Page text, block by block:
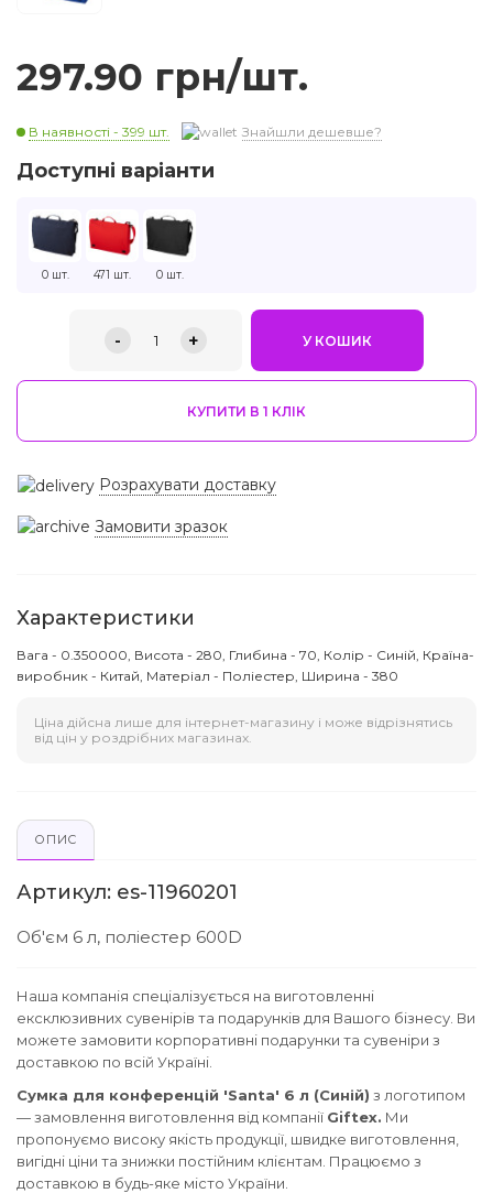
297.90 грн/шт.
В наявності - 399 шт. Знайшли дешевше?
Доступні варіанти
0 шт. 471 шт. 0 шт.
- 1 + У КОШИК
КУПИТИ В 1 КЛIК
Розрахувати доставку
Замовити зразок
Характеристики
Вага - 0.350000, Висота - 280, Глибина - 70, Колір - Синій, Країна-
виробник - Китай, Матеріал - Поліестер, Ширина - 380
Ціна дійсна лише для інтернет-магазину і може відрізнятись
від цін у роздрібних магазинах.
ОПИС
Артикул: es-11960201
Об'єм 6 л, поліестер 600D
Наша компанія спеціалізується на виготовленні
ексклюзивних сувенірів та подарунків для Вашого бізнесу. Ви
можете замовити корпоративні подарунки та сувеніри з
доставкою по всій Україні.
Сумка для конференцій 'Santa' 6 л (Синій) з логотипом
— замовлення виготовлення від компанії Giftex. Ми
пропонуємо високу якість продукції, швидке виготовлення,
вигідні ціни та знижки постійним клієнтам. Працюємо з
доставкою в будь-яке місто України.